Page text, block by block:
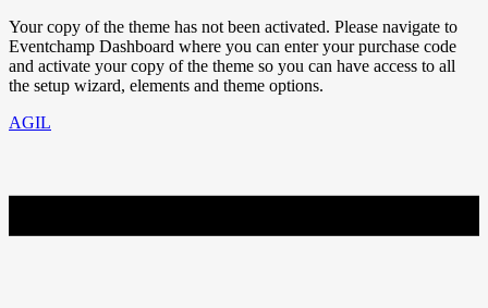
Your copy of the theme has not been activated. Please navigate to
Eventchamp Dashboard where you can enter your purchase code
and activate your copy of the theme so you can have access to all
the setup wizard, elements and theme options.
AGIL